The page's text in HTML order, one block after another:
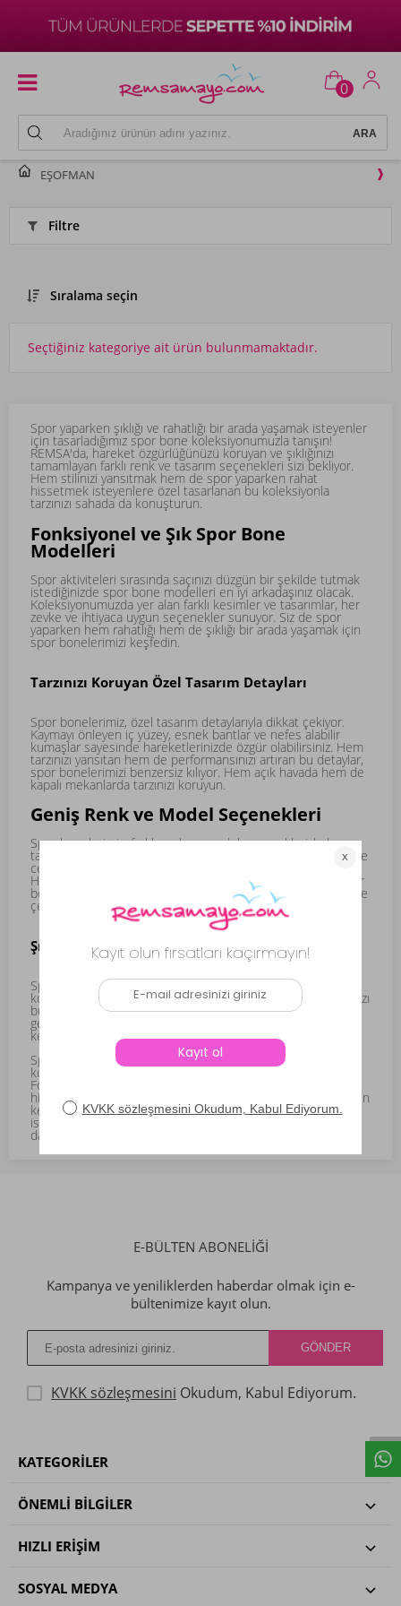
0
EŞOFMAN
Filtre
Sıralama seçin
Seçtiğiniz kategoriye ait ürün bulunmamaktadır.
Spor yaparken şıklığı ve rahatlığı bir arada yaşamak isteyenler
için tasarladığımız spor bone koleksiyonumuzla tanışın!
REMSA'da, hareket özgürlüğünüzü koruyan ve şıklığınızı
tamamlayan farklı renk ve tasarım seçenekleri sizi bekliyor.
Hem stilinizi yansıtmak hem de spor yaparken rahat
hissetmek isteyenlere özel tasarlanan bu koleksiyonla
tarzınızı sahada da konuşturun.
Fonksiyonel ve Şık Spor Bone
Modelleri
Spor aktiviteleri sırasında saçınızı düzgün bir şekilde tutmak
istediğinizde spor bone modelleri en iyi arkadaşınız olacak.
Koleksiyonumuzda yer alan farklı kesimler ve tasarımlar, her
zevke ve ihtiyaca uygun seçenekler sunuyor. Siz de spor
yaparken hem rahatlığı hem de şıklığı bir arada yaşamak için
spor bonelerimizi keşfedin.
Tarzınızı Koruyan Özel Tasarım Detayları
Spor bonelerimiz, özel tasarım detaylarıyla dikkat çekiyor.
Kaymayı önleyen iç yüzey, esnek bantlar ve nefes alabilir
kumaşlar sayesinde hareketlerinizde özgür olabilirsiniz. Hem
tarzınızı yansıtan hem de performansınızı artıran bu detaylar,
spor bonelerimizi benzersiz kılıyor. Hem açık havada hem de
kapalı mekanlarda tarzınızı koruyun.
Geniş Renk ve Model Seçenekleri
Spor bonelerimiz, farklı renk ve model seçenekleriyle her
tarza hitap ediyor. Hem klasik renkleri tercih edenler hem de
cesur desenleri sevenler için geniş bir yelpaze sunuyoruz.
Hem spor kıyafetlerinizle uyumlu hem de tarzınıza özgü spor
bone modellerimizle spor aktivitelerinizde dikkatleri üzerinize
çekin.
Şıklık ve Rahatlığı Birleştirin
Spor yaparken hem tarzınızı yansıtmak hem de rahatlığınızı
korumak istiyorsanız, spor bone koleksiyonumuzda aradığınızı
bulacaksınız. Fonksiyonel tasarım ve şık detayların bir araya
geldiği bu modeller, spor yapmanın keyfini çıkarırken
kendinizi iyi hissetmenizi sağlayacak.
Spor bone koleksiyonumuz, hareket özgürlüğünüzü
koruyarak spor yaparken şıklığı elden bırakmanızı sağlar.
Fonksiyonel tasarımı ve geniş renk seçenekleriyle her tarza
hitap eden bu koleksiyon, spor yaparken tarzınızı yansıtmanın
keyfini sunuyor. Siz de stilinizi sahada da konuşturmak
istiyorsanız, REMSA'nın spor bone modellerini keşfetmeye
davetlisiniz.
E-BÜLTEN ABONELİĞİ
Kampanya ve yeniliklerden haberdar olmak için e-
bültenimize kayıt olun.
KVKK sözleşmesini Okudum, Kabul Ediyorum.
KATEGORILER
ÖNEMLI BILGILER
HIZLI ERIŞIM
SOSYAL MEDYA